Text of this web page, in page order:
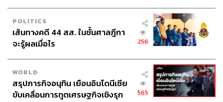
POLITICS
เส้นทางคดี 44 สส. ในชั้นศาลฎีกา
จะรู้ผลเมื่อไร
256
WORLD
สรุปภารกิจอนุทิน เยือนอินโดนีเซีย
ขับเคลื่อนการทูตเศรษฐกิจเชิงรุก
565